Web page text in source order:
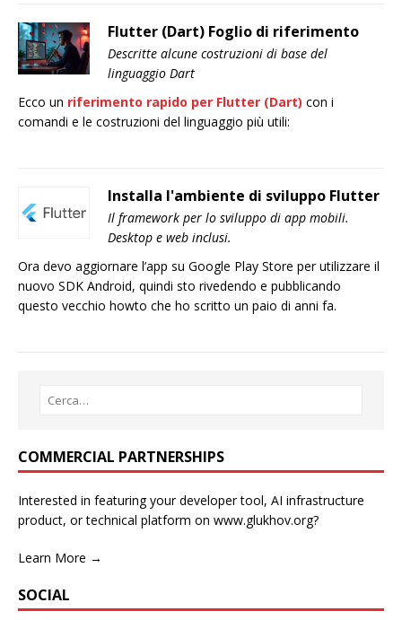
Flutter (Dart) Foglio di riferimento
Descritte alcune costruzioni di base del
linguaggio Dart
Ecco un riferimento rapido per Flutter (Dart) con i
comandi e le costruzioni del linguaggio più utili:
Installa l'ambiente di sviluppo Flutter
Il framework per lo sviluppo di app mobili.
Desktop e web inclusi.
Ora devo aggiornare l’app su Google Play Store per utilizzare il
nuovo SDK Android, quindi sto rivedendo e pubblicando
questo vecchio howto che ho scritto un paio di anni fa.
COMMERCIAL PARTNERSHIPS
Interested in featuring your developer tool, AI infrastructure
product, or technical platform on www.glukhov.org?
Learn More →
SOCIAL